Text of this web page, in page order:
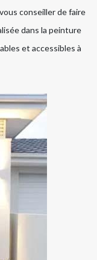
conseiller de faire
dans la peinture
et accessibles à